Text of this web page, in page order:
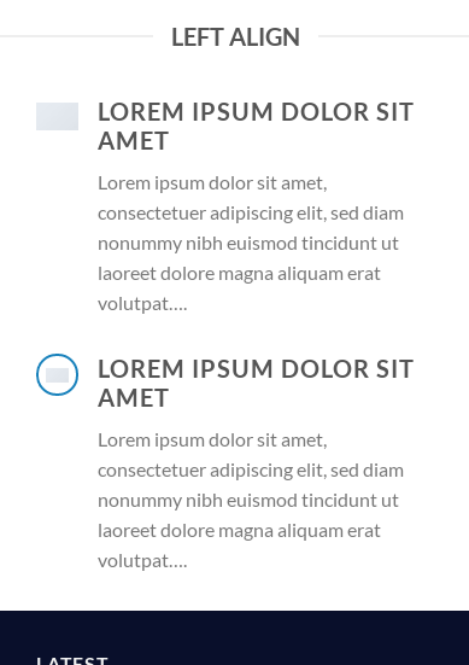
LEFT ALIGN
LOREM IPSUM DOLOR SIT
AMET
Lorem ipsum dolor sit amet,
consectetuer adipiscing elit, sed diam
nonummy nibh euismod tincidunt ut
laoreet dolore magna aliquam erat
volutpat….
LOREM IPSUM DOLOR SIT
AMET
Lorem ipsum dolor sit amet,
consectetuer adipiscing elit, sed diam
nonummy nibh euismod tincidunt ut
laoreet dolore magna aliquam erat
volutpat….